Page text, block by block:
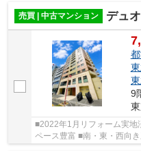
売買 | 中古マンション デュ
9
■2022年1月リフォーム実地
ペース豊富 ■南・東・西向